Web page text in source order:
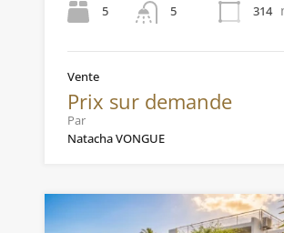
5
5
314
Vente
Prix sur demande
Par
Natacha VONGUE